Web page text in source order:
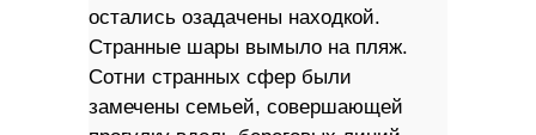
остались озадачены находкой.
Странные шары вымыло на пляж.
Сотни странных сфер были
замечены семьей, совершающей